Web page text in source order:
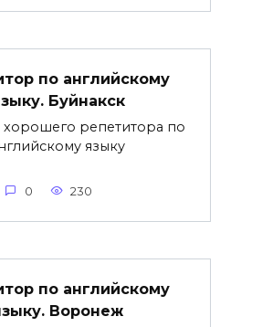
по английскому
Буйнакск
хорошего репетитора по
языку
0 230
по английскому
Воронеж